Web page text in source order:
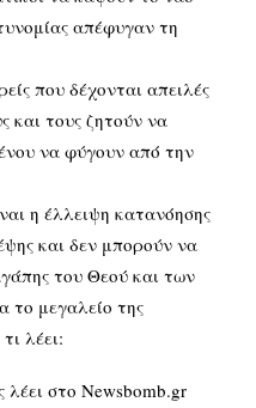
απέφυγαν τη
που δέχονται απειλές
και τους ζητούν να
να φύγουν από την
η έλλειψη κατανόησης
και δεν μπορούν να
του Θεού και των
το μεγαλείο της
λέει:
στο Newsbomb.gr